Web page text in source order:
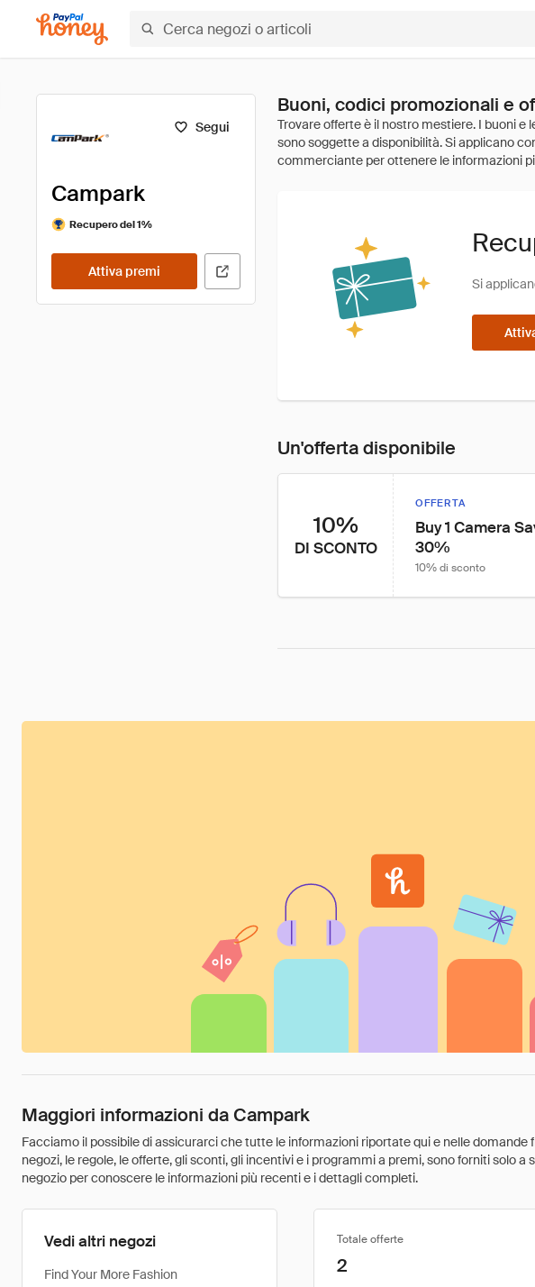
Segui
Campark
Recupero del 1%
Attiva premi
Buoni, codici promozionali e
Si
Un'offerta disponibile
10%
DI SCONTO
OFFERTA
Buy 1 Camera
30%
10% di sconto
Maggiori informazioni da Campark
Facciamo il possibile di assicurarci che tutte le informazioni riportate qui e nelle
negozi, le regole, le offerte, gli sconti, gli incentivi e i programmi a premi, sono forniti solo
negozio per conoscere le informazioni più recenti e i dettagli completi.
Vedi altri negozi
Find Your More Fashion
Totale offerte
2